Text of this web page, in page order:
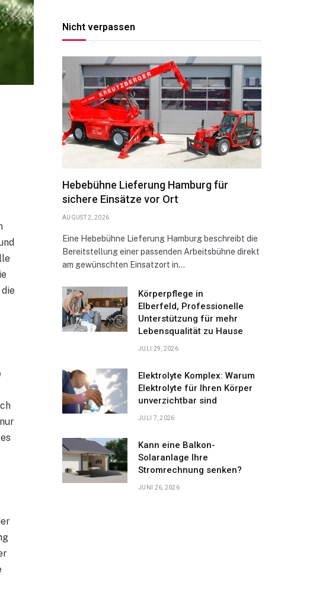
Nicht verpassen
Hebebühne Lieferung Hamburg für
sichere Einsätze vor Ort
AUGUST 2, 2026
Eine Hebebühne Lieferung Hamburg beschreibt die
Bereitstellung einer passenden Arbeitsbühne direkt
am gewünschten Einsatzort in…
Körperpflege in
Elberfeld, Professionelle
Unterstützung für mehr
Lebensqualität zu Hause
JULI 29, 2026
Elektrolyte Komplex: Warum
Elektrolyte für Ihren Körper
unverzichtbar sind
JULI 7, 2026
Kann eine Balkon-
Solaranlage Ihre
Stromrechnung senken?
JUNI 26, 2026